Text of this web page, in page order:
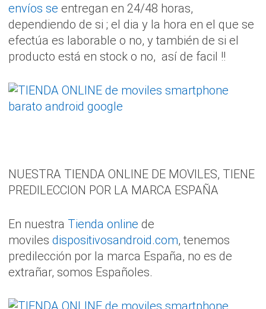
envíos se entregan en 24/48 horas,
dependiendo de si ; el dia y la hora en el que se
efectúa es laborable o no, y también de si el
producto está en stock o no, así de facil !!
NUESTRA TIENDA ONLINE DE MOVILES, TIENE
PREDILECCION POR LA MARCA ESPAÑA
En nuestra Tienda online de
moviles dispositivosandroid.com, tenemos
predilección por la marca España, no es de
extrañar, somos Españoles.